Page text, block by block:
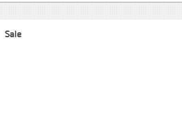
Sale